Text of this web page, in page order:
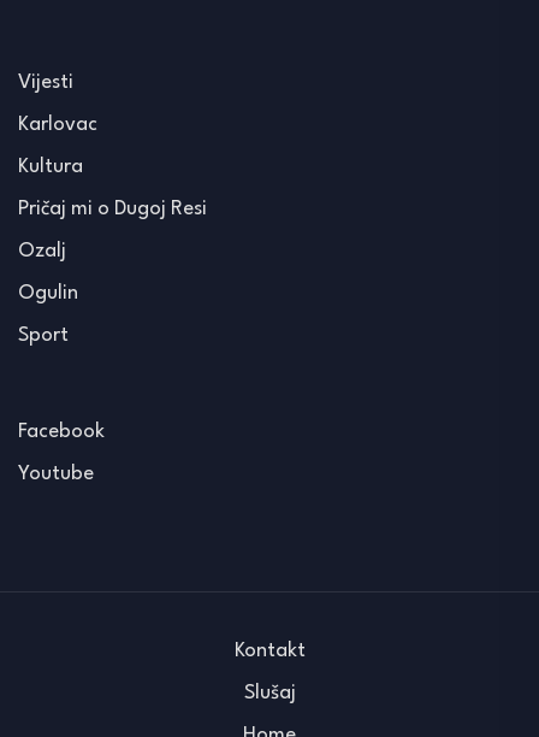
Vijesti
Karlovac
Kultura
Pričaj mi o Dugoj Resi
Ozalj
Ogulin
Sport
Facebook
Youtube
Kontakt
Slušaj